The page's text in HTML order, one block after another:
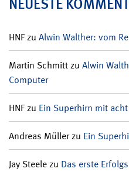
NEUESTE
HNFzu Alwin Walther: vom
Martin Schmittzu Alwin
Computer
HNFzu Ein Superhirn mit
Andreas Müllerzu Ein
Jay Steelezu Das erste